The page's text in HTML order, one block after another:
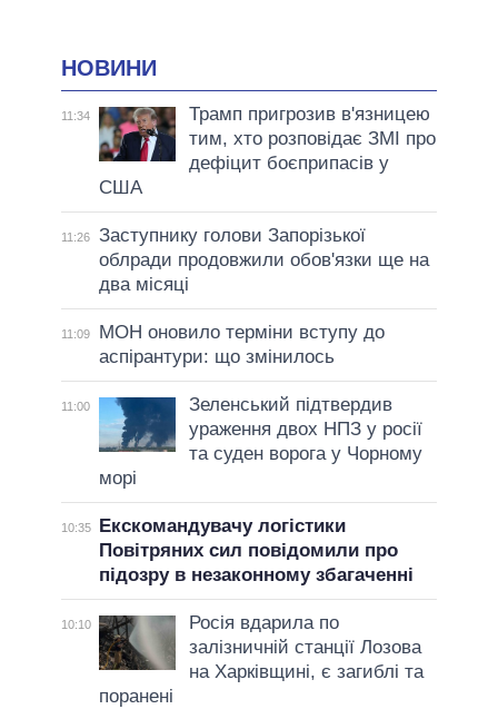
НОВИНИ
11:34
Трамп пригрозив в'язницею
тим, хто розповідає ЗМІ про
дефіцит боєприпасів у
США
11:26
Заступнику голови Запорізької
облради продовжили обов'язки ще на
два місяці
11:09
МОН оновило терміни вступу до
аспірантури: що змінилось
11:00
Зеленський підтвердив
ураження двох НПЗ у росії
та суден ворога у Чорному
морі
10:35
Екскомандувачу логістики
Повітряних сил повідомили про
підозру в незаконному збагаченні
10:10
Росія вдарила по
залізничній станції Лозова
на Харківщині, є загиблі та
поранені